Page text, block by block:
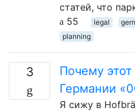
статей, что
55
legal
planning
3
Почему
Германии
Я сижу в